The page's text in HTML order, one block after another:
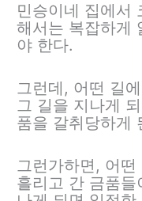
민승이네 집에서
해서는 복잡하게
야 한다.
그런데, 어떤 길
그 길을 지나게
품을 갈취당하게
그런가하면, 어떤
흘리고 간 금품